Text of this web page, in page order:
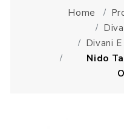
Home
Divani
Nido